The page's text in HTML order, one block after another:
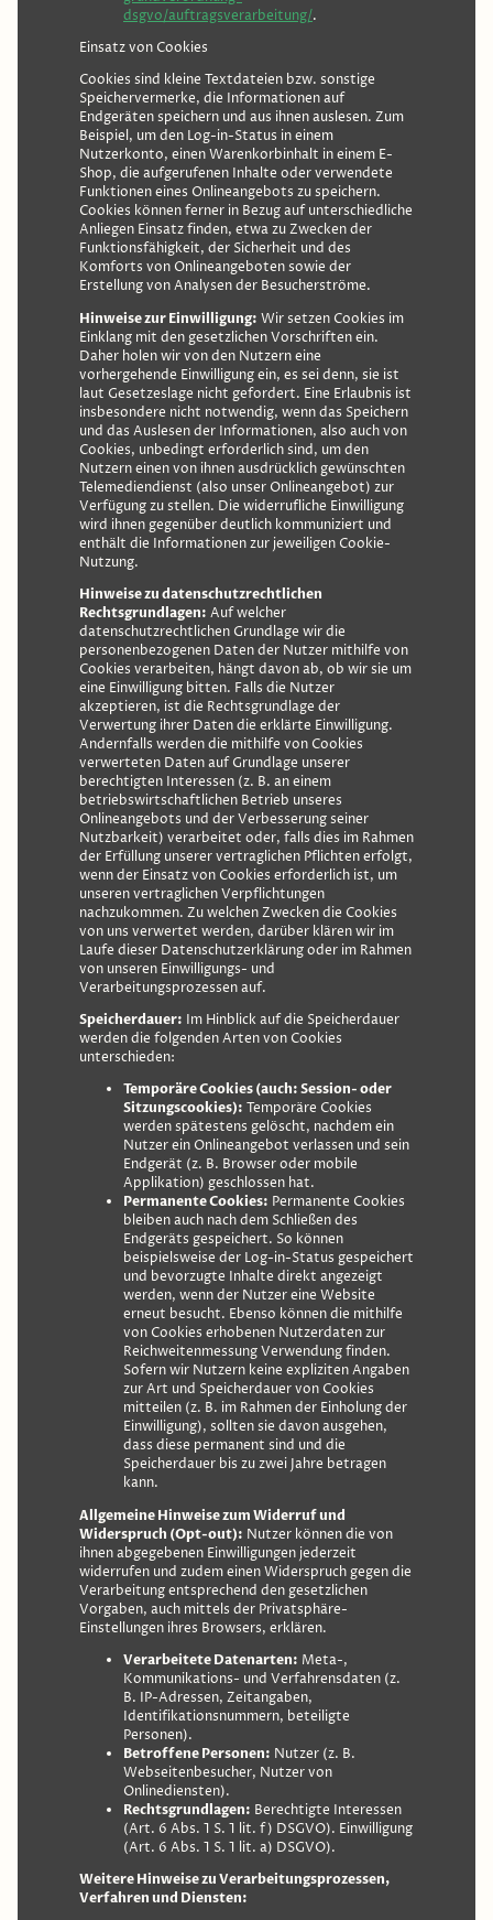
dsgvo/auftragsverarbeitung/.
Einsatz von Cookies
Cookies sind kleine Textdateien bzw. sonstige
Speichervermerke, die Informationen auf
Endgeräten speichern und aus ihnen auslesen. Zum
Beispiel, um den Log-in-Status in einem
Nutzerkonto, einen Warenkorbinhalt in einem E-
Shop, die aufgerufenen Inhalte oder verwendete
Funktionen eines Onlineangebots zu speichern.
Cookies können ferner in Bezug auf unterschiedliche
Anliegen Einsatz finden, etwa zu Zwecken der
Funktionsfähigkeit, der Sicherheit und des
Komforts von Onlineangeboten sowie der
Erstellung von Analysen der Besucherströme.
Hinweise zur Einwilligung: Wir setzen Cookies im
Einklang mit den gesetzlichen Vorschriften ein.
Daher holen wir von den Nutzern eine
vorhergehende Einwilligung ein, es sei denn, sie ist
laut Gesetzeslage nicht gefordert. Eine Erlaubnis ist
insbesondere nicht notwendig, wenn das Speichern
und das Auslesen der Informationen, also auch von
Cookies, unbedingt erforderlich sind, um den
Nutzern einen von ihnen ausdrücklich gewünschten
Telemediendienst (also unser Onlineangebot) zur
Verfügung zu stellen. Die widerrufliche Einwilligung
wird ihnen gegenüber deutlich kommuniziert und
enthält die Informationen zur jeweiligen Cookie-
Nutzung.
Hinweise zu datenschutzrechtlichen
Rechtsgrundlagen: Auf welcher
datenschutzrechtlichen Grundlage wir die
personenbezogenen Daten der Nutzer mithilfe von
Cookies verarbeiten, hängt davon ab, ob wir sie um
eine Einwilligung bitten. Falls die Nutzer
akzeptieren, ist die Rechtsgrundlage der
Verwertung ihrer Daten die erklärte Einwilligung.
Andernfalls werden die mithilfe von Cookies
verwerteten Daten auf Grundlage unserer
berechtigten Interessen (z. B. an einem
betriebswirtschaftlichen Betrieb unseres
Onlineangebots und der Verbesserung seiner
Nutzbarkeit) verarbeitet oder, falls dies im Rahmen
der Erfüllung unserer vertraglichen Pflichten erfolgt,
wenn der Einsatz von Cookies erforderlich ist, um
unseren vertraglichen Verpflichtungen
nachzukommen. Zu welchen Zwecken die Cookies
von uns verwertet werden, darüber klären wir im
Laufe dieser Datenschutzerklärung oder im Rahmen
von unseren Einwilligungs- und
Verarbeitungsprozessen auf.
Speicherdauer: Im Hinblick auf die Speicherdauer
werden die folgenden Arten von Cookies
unterschieden:
Temporäre Cookies (auch: Session- oder
Sitzungscookies): Temporäre Cookies
werden spätestens gelöscht, nachdem ein
Nutzer ein Onlineangebot verlassen und sein
Endgerät (z. B. Browser oder mobile
Applikation) geschlossen hat.
Permanente Cookies: Permanente Cookies
bleiben auch nach dem Schließen des
Endgeräts gespeichert. So können
beispielsweise der Log-in-Status gespeichert
und bevorzugte Inhalte direkt angezeigt
werden, wenn der Nutzer eine Website
erneut besucht. Ebenso können die mithilfe
von Cookies erhobenen Nutzerdaten zur
Reichweitenmessung Verwendung finden.
Sofern wir Nutzern keine expliziten Angaben
zur Art und Speicherdauer von Cookies
mitteilen (z. B. im Rahmen der Einholung der
Einwilligung), sollten sie davon ausgehen,
dass diese permanent sind und die
Speicherdauer bis zu zwei Jahre betragen
kann.
Allgemeine Hinweise zum Widerruf und
Widerspruch (Opt-out): Nutzer können die von
ihnen abgegebenen Einwilligungen jederzeit
widerrufen und zudem einen Widerspruch gegen die
Verarbeitung entsprechend den gesetzlichen
Vorgaben, auch mittels der Privatsphäre-
Einstellungen ihres Browsers, erklären.
Verarbeitete Datenarten: Meta-,
Kommunikations- und Verfahrensdaten (z.
B. IP-Adressen, Zeitangaben,
Identifikationsnummern, beteiligte
Personen).
Betroffene Personen: Nutzer (z. B.
Webseitenbesucher, Nutzer von
Onlinediensten).
Rechtsgrundlagen: Berechtigte Interessen
(Art. 6 Abs. 1 S. 1 lit. f) DSGVO). Einwilligung
(Art. 6 Abs. 1 S. 1 lit. a) DSGVO).
Weitere Hinweise zu Verarbeitungsprozessen,
Verfahren und Diensten: